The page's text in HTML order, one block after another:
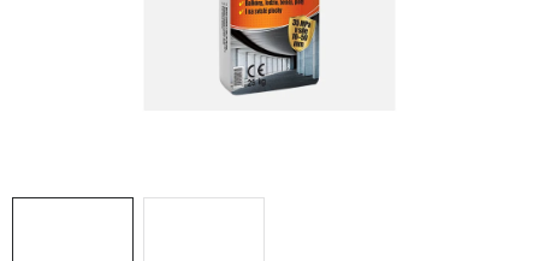
Richtlinien zur Verwendung von Cookies
Allgemeinen Geschäftsbedingungen